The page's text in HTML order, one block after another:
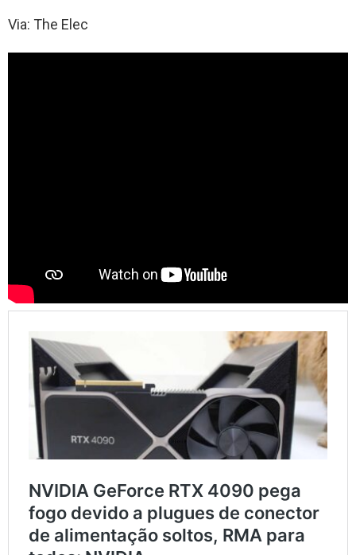
Via: The Elec